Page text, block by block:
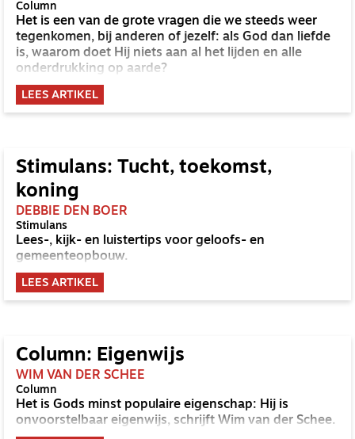
Column
Het is een van de grote vragen die we steeds weer
tegenkomen, bij anderen of jezelf: als God dan liefde
is, waarom doet Hij niets aan al het lijden en alle
onderdrukking op aarde?
LEES ARTIKEL
Stimulans: Tucht, toekomst,
koning
DEBBIE DEN BOER
Stimulans
Lees-, kijk- en luistertips voor geloofs- en
gemeenteopbouw.
LEES ARTIKEL
Column: Eigenwijs
WIM VAN DER SCHEE
Column
Het is Gods minst populaire eigenschap: Hij is
onvoorstelbaar eigenwijs, schrijft Wim van der Schee.